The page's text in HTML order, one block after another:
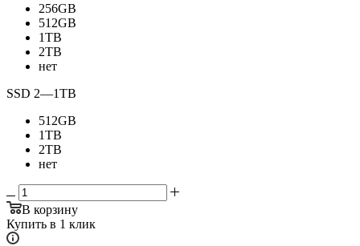
256GB
512GB
1TB
2TB
нет
SSD 2—1TB
512GB
1TB
2TB
нет
В корзину
Купить в 1 клик